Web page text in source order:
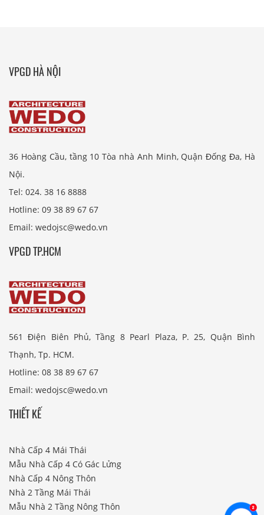
VPGD HÀ NỘI
36 Hoàng Cầu, tầng 10 Tòa nhà Anh Minh, Quận Đống Đa, Hà
Nội.
Tel: 024. 38 16 8888
Hotline: 09 38 89 67 67
Email: wedojsc@wedo.vn
VPGD TP.HCM
561 Điện Biên Phủ, Tầng 8 Pearl Plaza, P. 25, Quận Bình
Thạnh, Tp. HCM.
Hotline: 08 38 89 67 67
Email: wedojsc@wedo.vn
THIẾT KẾ
Nhà Cấp 4 Mái Thái
Mẫu Nhà Cấp 4 Có Gác Lửng
Nhà Cấp 4 Nông Thôn
Nhà 2 Tầng Mái Thái
Mẫu Nhà 2 Tầng Nông Thôn